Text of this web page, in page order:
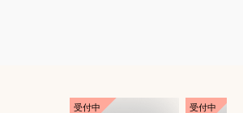
受付中 受付中